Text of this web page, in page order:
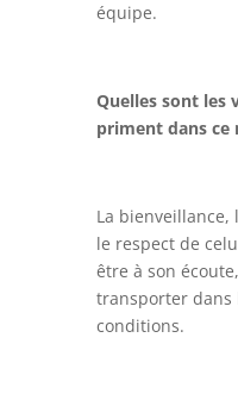
équipe.
Quelles sont les
priment dans ce
La
le respect de
être à son
transporter dans
conditions.